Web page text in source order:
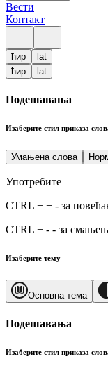
Вести
Контакт
ћир
lat
ћир
lat
Подешавања
Изаберите стил приказа
Умањена слова
Употребите
CTRL + + - за
CTRL + - - за
Изаберите тему
Основна тема
Подешавања
Изаберите стил приказа